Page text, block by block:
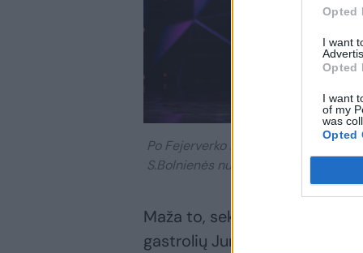
Opted
I want
Opted
I want
of my
was
Opted
Po Fejerverko kauke slėpusis Indrė
S.Bolnienės nuotr.
Maža to, sekmadienį,
gastrolių Jungtinėje